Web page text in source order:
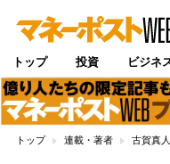
トップ 投資 ビジネ
トップ 連載・著者 古賀真